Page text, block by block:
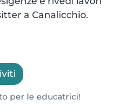
a Canalicchio.
per le educatrici!